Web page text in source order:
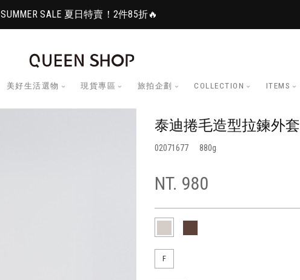
SUMMER SALE 夏日特賣！2件85折🔥
美好生活選物 現貨專區 旅拍企劃 COLLECTION ITEMS
泰迪捲毛造型拉鍊外
02071677 880
NT. 980
F